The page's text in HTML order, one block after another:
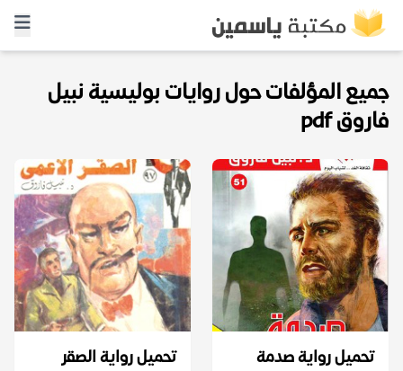
جميع المؤلفات حول روايات بوليسية نبيل
فاروق pdf
تحميل رواية صدمة
تحميل رواية الصقر